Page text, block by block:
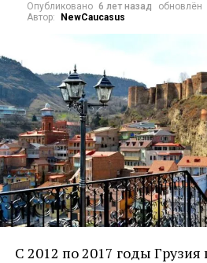
Опубликовано 6 лет назад обновлён
Автор:
NewCaucasus
C 2012 по 2017 годы Грузия